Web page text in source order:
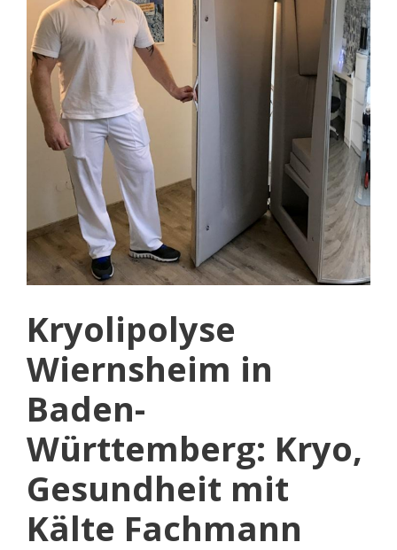
Kryolipolyse
Wiernsheim in
Baden-
Württemberg: Kryo,
Gesundheit mit
Kälte Fachmann